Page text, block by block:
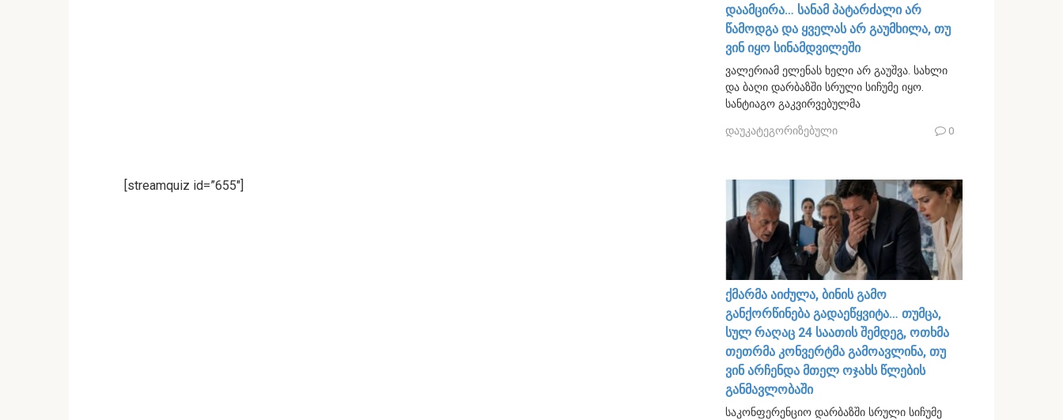
[streamquiz id=”655″]
დაამცირა… სანამ პატარძალი არ
წამოდგა და ყველას არ გაუმხილა, თუ
ვინ იყო სინამდვილეში
ვალერიამ ელენას ხელი არ გაუშვა. სახლი
და ბაღი დარბაზში სრული სიჩუმე იყო.
სანტიაგო გაკვირვებულმა
დაუკატეგორიზებული 0
ქმარმა აიძულა, ბინის გამო
განქორწინება გადაეწყვიტა… თუმცა,
სულ რაღაც 24 საათის შემდეგ, ოთხმა
თეთრმა კონვერტმა გამოავლინა, თუ
ვინ არჩენდა მთელ ოჯახს წლების
განმავლობაში
საკონფერენციო დარბაზში სრული სიჩუმე